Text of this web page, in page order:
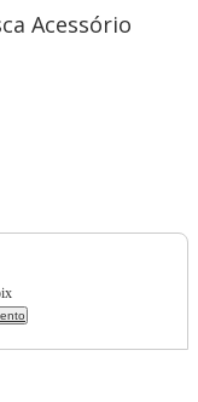
Acessório